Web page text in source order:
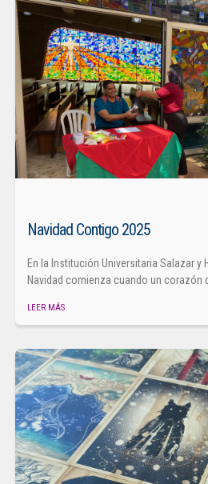
Navidad Contigo 2025
En la Institución Universitaria Salazar y
Navidad comienza cuando un corazón
LEER MÁS